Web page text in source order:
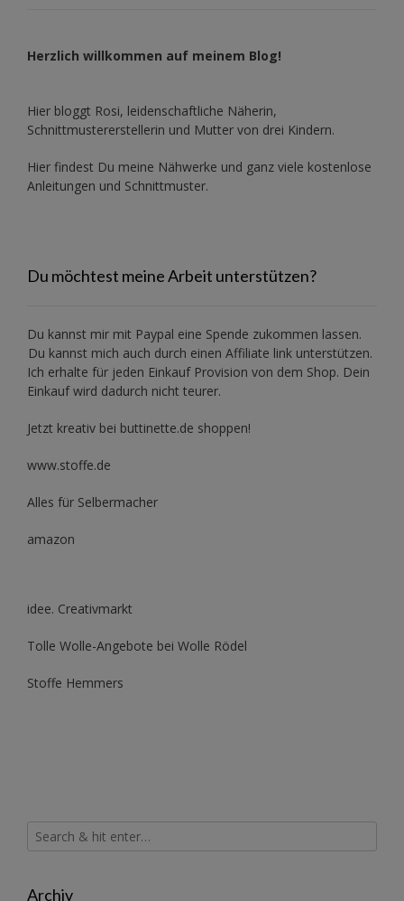
Herzlich willkommen auf meinem Blog!
Hier bloggt Rosi, leidenschaftliche Näherin,
Schnittmustererstellerin und Mutter von drei Kindern.
Hier findest Du meine Nähwerke und ganz viele kostenlose
Anleitungen und Schnittmuster.
Du möchtest meine Arbeit unterstützen?
Du kannst mir mit Paypal eine Spende zukommen lassen.
Du kannst mich auch durch einen Affiliate link unterstützen.
Ich erhalte für jeden Einkauf Provision von dem Shop. Dein
Einkauf wird dadurch nicht teurer.
Jetzt kreativ bei buttinette.de shoppen!
www.stoffe.de
Alles für Selbermacher
amazon
idee. Creativmarkt
Tolle Wolle-Angebote bei Wolle Rödel
Stoffe Hemmers
Archiv